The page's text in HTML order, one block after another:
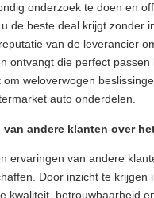
onderzoek te doen en
de beste deal krijgt zonder
van de leverancier
ontvangt die perfect
weloverwogen
auto onderdelen.
andere klanten over
ervaringen van andere
Door inzicht te
kwaliteit, betrouwbaarheid